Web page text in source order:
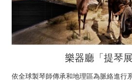
樂器廳「提琴展
依全球製琴師傳承和地理區為脈絡進行